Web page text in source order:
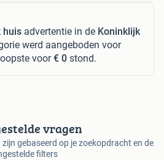
huis advertentie in de Koninklijk
werd aangeboden voor
voor€ 0 stond.
vragen
gebaseerd op je zoekopdracht en de
filters